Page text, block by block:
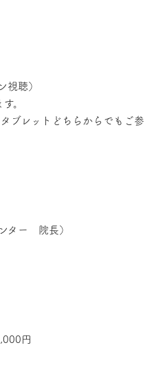
視聴）
。
ブレットどちらからでもご参
ター 院長）
円